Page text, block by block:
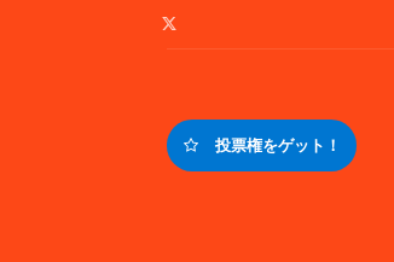
投票権をゲット！